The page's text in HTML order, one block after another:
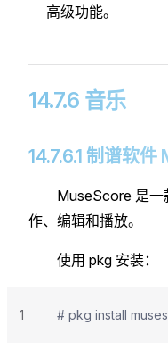
高级功能。
14.7.6 音乐
14.7.6.1 制谱软
MuseScore 是一
作、编辑和播放。
使用 pkg 安装：
# pkg install
1